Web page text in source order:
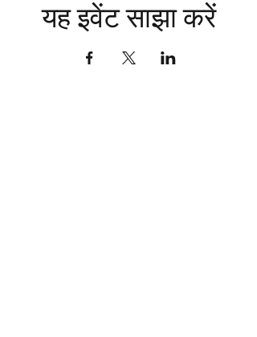
यह इवेंट साझा करें